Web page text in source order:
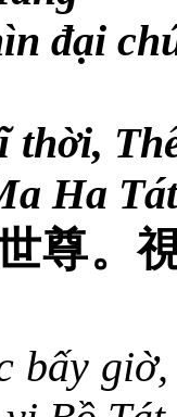
đại
thời,
Ha
尊。
bấy